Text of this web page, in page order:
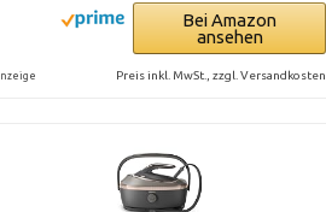
Bei Amazon
ansehen
Preis inkl. MwSt., zzgl. Versandkosten